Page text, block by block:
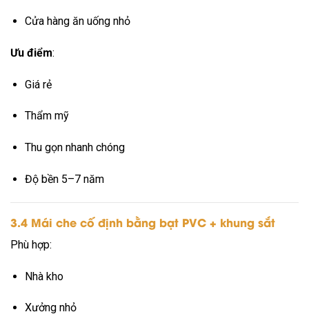
Cửa hàng ăn uống nhỏ
Ưu điểm:
Giá rẻ
Thẩm mỹ
Thu gọn nhanh chóng
Độ bền 5–7 năm
3.4 Mái che cố định bằng bạt PVC + khung sắt
Phù hợp:
Nhà kho
Xưởng nhỏ